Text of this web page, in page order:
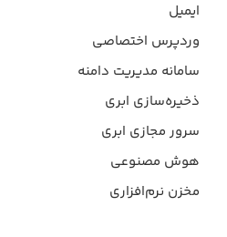
ایمیل
وردپرس‌ اختصاصی
سامانه مدیریت دامنه
ذخیره‌سازی ابری
سرور مجازی ابری
هوش مصنوعی
مخزن نرم‌افزاری